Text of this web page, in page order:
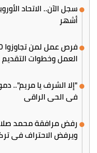
أشهر
العمل وخطوات التقديم
"إلا الشرف يا مريم"..
في الحي الراقي
رفض مرافقة محمد
ويرفض الاحتراف في